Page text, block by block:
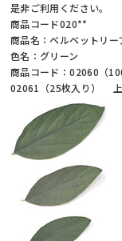
是非ご利用ください。
商品コード020**
商品名：ベルベットリー
色名：グリーン
商品コード：02060（
02061（25枚入り） 上